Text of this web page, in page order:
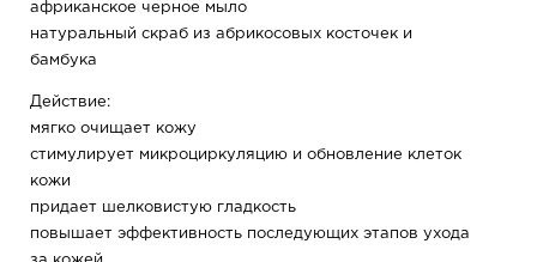
африканское черное мыло
натуральный скраб из абрикосовых косточек и
бамбука
Действие:
мягко очищает кожу
стимулирует микроциркуляцию и обновление клеток
кожи
придает шелковистую гладкость
повышает эффективность последующих этапов ухода